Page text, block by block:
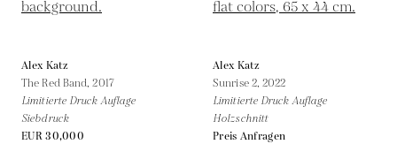
Alex Katz
The Red Band,2017
Limitierte Druck Auflage
Siebdruck
EUR 30,000
Alex Katz
Sunrise 2,2022
Limitierte Druck Auflage
Holzschnitt
Preis Anfragen